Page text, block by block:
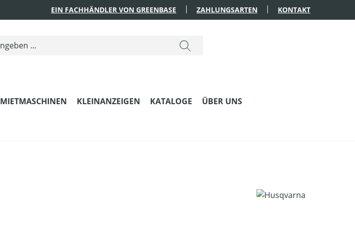
EIN FACHHÄNDLER VON GREENBASE ZAHLUNGSARTEN KONTAKT
MIETMASCHINEN KLEINANZEIGEN KATALOGE ÜBER UNS